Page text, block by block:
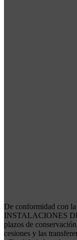
De conformidad con
INSTALACIONES
plazos de
cesiones y las